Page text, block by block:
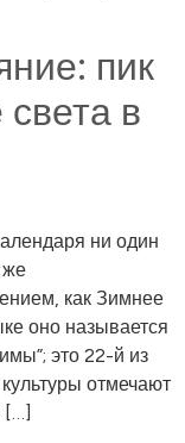
пик
в
ни один
же
как Зимнее
оно называется
это 22-й из
отмечают
[…]